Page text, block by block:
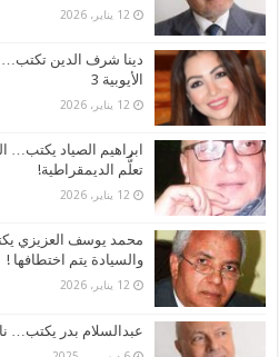
12 يناير، 2026
دينا شرف الدين
الأيوبية 3
12 يناير، 2026
ابراهيم الصياد يكتب…
تعلُّم الديمقراطية!
12 يناير، 2026
محمد يوسف العزيزي
والسيادة يتم اختطافها !
12 يناير، 2026
عبدالسلام بدر يكتب…